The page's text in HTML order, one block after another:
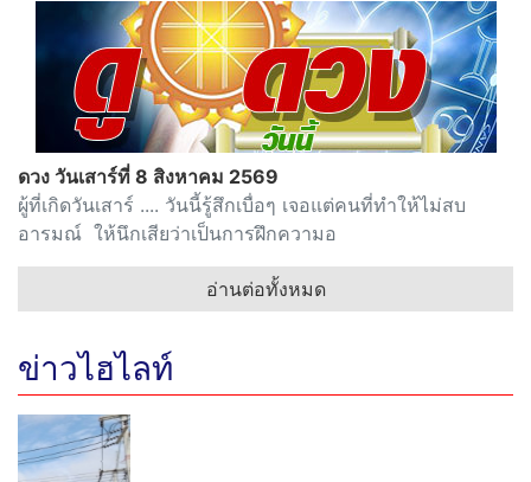
ดวง วันเสาร์ที่ 8 สิงหาคม 2569
ผู้ที่เกิดวันเสาร์ .... วันนี้รู้สึกเบื่อๆ เจอแต่คนที่ทำให้ไม่สบ
อารมณ์ ให้นึกเสียว่าเป็นการฝึกความอ
อ่านต่อทั้งหมด
ข่าวไฮไลท์